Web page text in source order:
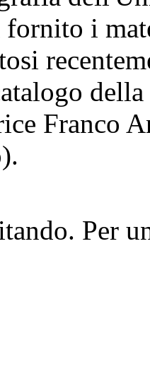
fornito i
Franco
Per